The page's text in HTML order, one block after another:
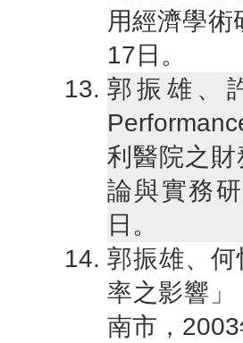
用經濟學
17日。
郭振雄、
利醫院之
論與實務
日。
郭振雄、
率之影響
南市，